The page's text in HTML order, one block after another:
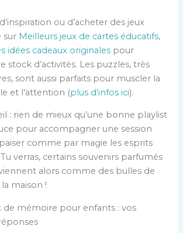
ou d’acheter des jeux
sur Meilleurs jeux de cartes éducatifs,
idées cadeaux originales pour
stock d’activités. Les puzzles, très
sont aussi parfaits pour muscler la
et l’attention (plus d’infos ici).
: rien de mieux qu’une bonne playlist
pour accompagner une session
comme par magie les esprits
verras, certains souvenirs parfumés
alors comme des bulles de
maison !
de mémoire pour enfants : vos